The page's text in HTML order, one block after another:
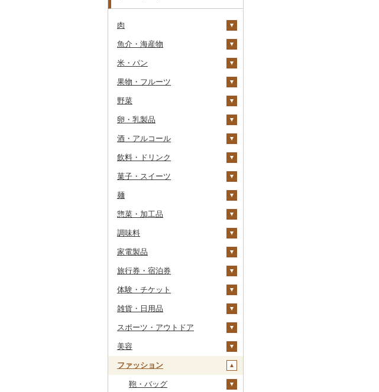
肉
牛肉（精肉）
ステーキ
すき焼き
焼肉
牛タン
和牛
黒毛和牛
仙台牛
米沢牛
山形牛
常陸牛
上州牛
飛騨牛
近江牛
但馬牛
土佐あかうし
牛肉（加工品）
ハンバーグ
ローストビーフ
ビーフジャーキー
その他牛肉（加工品）
豚肉（精肉）
すき焼き
しゃぶしゃぶ
焼肉
アグー豚
豚肉（加工品）
ハンバーグ
もつ鍋
ハム
ソーセージ・ウインナ
鶏肉
鶏肉（精肉）
ハム・ソーセージ
唐揚げ
水炊き
地鶏
赤鶏さつま
その他鶏肉
鹿肉
馬肉
羊肉・ラム肉（ジンギス
魚介・海産物
カニ
ズワイガニ
毛ガニ
かにしゃぶ
その他カニ
エビ
ボタンエビ
伊勢海老
その他エビ
いくら
うに
明太子・たらこ
明太子
たらこ
その他魚卵
数の子
キャビア
その他魚卵
貝
鮑（アワビ）
牡蠣（カキ）
あさり
しじみ
サザエ
はまぐり
その他貝
鮮魚
鮭・サーモン
マグロ
イワシ
カツオ
金目鯛
クエ
サバ
さんま
イカ・タコ
イカ
タコ
海苔・海藻
海苔
わかめ
ひじき
その他海苔・海藻
干物
ししゃも
その他干物
その他魚介・加工品
しらす・ちりめん
かまぼこ・練り製品
米・パン
米
無洗米
玄米
金芽米
ゆめぴりか
コシヒカリ
はえぬき
さがびより
あきたこまち
ひとめぼれ
ミルキークィーン
ななつぼし
雑穀
餅
その他穀物加工品
パン
果物・フルーツ
ぶどう・マスカット
巨峰
ナガノパープル
ピオーネ
デラウェア
その他ぶどう・マスカ
いちご
りんご
もも
メロン
梨
和梨
洋梨・ラフランス
マンゴー
みかん・柑橘
みかん
レモン
不知火・デコポン
せとか
まどんな
ポンカン
すいか
キウイ
柿（カキ）
ドライフルーツ
干し芋
その他ドライフルーツ
その他果物
びわ
ブルーベリー
野菜
いも
じゃがいも
さつまいも
その他いも
トマト
フルーツトマト
ミニトマト
玉ねぎ
ねぎ
根菜
人参
大根
自然薯
レンコン
にんにく・生姜
その他根菜
アスパラガス
豆
きのこ
しいたけ
松茸
その他きのこ
その他野菜
山菜
かぼちゃ
レタス
その他野菜
卵・乳製品
卵
チーズ
ヨーグルト
バター
その他乳製品
酒・アルコール
ビール・発泡酒
ビール
地ビール・クラフトビ
日本酒
純米吟醸
大吟醸
吟醸
その他日本酒
芋焼酎
麦焼酎
米焼酎
黒糖焼酎
その他焼酎
梅酒
泡盛
ワイン
白ワイン
赤ワイン
シャンパン・スパーク
ウイスキー
リキュール・洋酒
甘酒
ノンアルコール
その他酒
飲料・ドリンク
水・ミネラルウォーター
飲料
コーヒー豆
粉
ドリップ
茶
飲料
茶葉・ティーバッグ
静岡茶
足柄茶
知覧茶
八女茶
果汁飲料
りんごジュース
みかんジュース（オレ
紅茶
飲料
茶葉・ティーバッグ
その他飲料・ジュース
野菜ジュース
炭酸飲料
豆乳
菓子・スイーツ
クッキー
焼き菓子
プリン
ゼリー
チョコレート
カステラ
アイス・ジェラート
その他洋菓子
煎餅・おかき
羊羹
麺
ラーメン
うどん
そば
パスタ
ひやむぎ
そうめん
その他麺
惣菜・加工品
惣菜
餃子
シュウマイ
コロッケ
その他惣菜
カレー・シチュー
カレー
シチュー
鍋
肉
魚
その他鍋
ピザ
レトルト
スープ
豆腐・納豆
豆腐
納豆
漬物
梅干
缶詰・瓶詰
調味料
砂糖
塩
醤油
味噌
酢
だし
食用油
えごま油
はちみつ
家電製品
季節・空調家電
キッチン家電
照明器具
パソコン・周辺機器
TV・オーディオ・カメラ
美容・健康家電
カー用品
旅行券・宿泊券
旅行券
JTBふるさと旅行クー
その他旅行券
宿泊券
体験・チケット
PayPay商品券
食事券
温泉・サウナ・スパ利用
券
水族館
雑貨・日用品
家具・インテリア
机・テーブル
椅子・チェア・ソファ
寝具
布団
枕
タオル
泉州タオル
文房具・印鑑
スポーツ・アウトドア
ゴルフ
ゴルフボール
ゴルフクラブ
釣り
サイクリング
美容
スキンケア
化粧水・乳液・美容液
シャンプー・リンス
ファッション
鞄・バッグ